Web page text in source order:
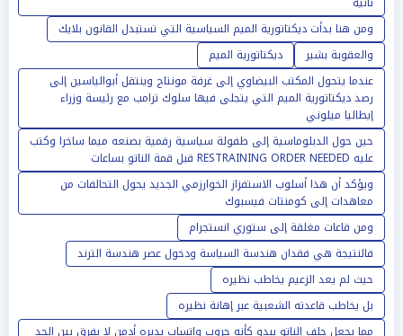
ومن هنا بدأت ديكتاتورية الميم السياسية التي تستبدل القانون بلايك
والعقوبة بشير
ديكتاتورية الميم
عندما يتحول المكتب البيضاوي إلى غرفة مونتاج وينتقل أبوالياسين إلى
رصد ديكتاتورية الميم التي يتجلى فيها سلوك ترامب مع رئيسة وزراء
إيطاليا ميلوني
حين حول الدبلوماسية إلى طفولة سياسية رقمية بصنعه ميما ساخرا وكتب
عليه RESTRAINING ORDER NEEDED قبل قمة الناتو بساعات
ويؤكد أن هذا أسلوب الاستفزاز الخوارزمي الجديد يحول التحالفات من
معاهدات إلى كومنتات فيسبوك
ومن قاعات مغلقة إلى ستوري انستجرام
فالنتيجة هي فقدان هندسة السياسة ودخول عصر هندسة الترند
حيث لم يعد الزعيم يخاطب نظيره
بل يخاطب قاعدته الشعبية عبر إهانة نظيره
مما يجعل حلف الناتو يبدو كأنه جروب واتساب يديره أدمن لا يفرق بين الجد